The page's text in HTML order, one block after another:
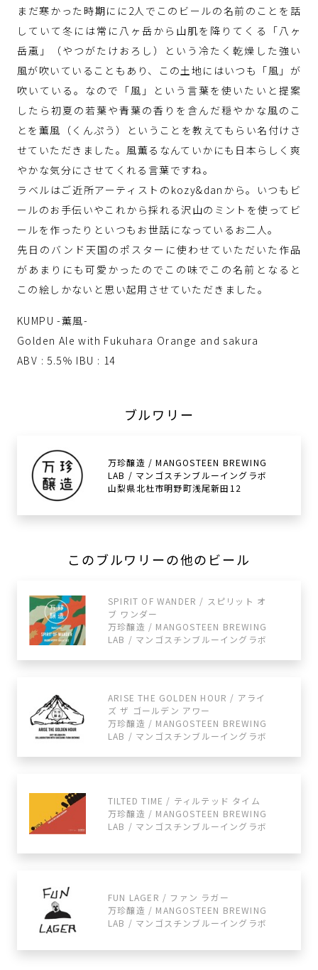
まだ寒かった時期にに2人でこのビールの名前のことを話
していて冬には常に八ヶ岳から山肌を降りてくる「八ヶ
岳颪」（やつがたけおろし）という冷たく乾燥した強い
風が吹いていることもあり、この土地にはいつも「風」が
吹いている。なので「風」という言葉を使いたいと提案
したら初夏の若葉や青葉の香りを含んだ穏やかな風のこ
とを薫風（くんぷう）ということを教えてもらい名付けさ
せていただきました。風薫るなんていかにも日本らしく爽
やかな気分にさせてくれる言葉ですね。
ラベルはご近所アーティストのkozy&danから。いつもビ
ールのお手伝いやこれから採れる沢山のミントを使ってビ
ールを作ったりといつもお世話になっているお二人。
先日のバンド天国のポスターに使わせていただいた作品
があまりにも可愛かったのでこの味でこの名前となると
この絵しかないと思い起用させていただきました。
KUMPU -薫風-
Golden Ale with Fukuhara Orange and sakura
ABV : 5.5％ IBU : 14
ブルワリー
万珍醸造 / MANGOSTEEN BREWING
LAB / マンゴスチンブルーイングラボ
山梨県北杜市明野町浅尾新田12
このブルワリーの他のビール
SPIRIT OF WANDER / スピリット オ
ブ ワンダー
万珍醸造 / MANGOSTEEN BREWING
LAB / マンゴスチンブルーイングラボ
ARISE THE GOLDEN HOUR / アライ
ズ ザ ゴールデン アワー
万珍醸造 / MANGOSTEEN BREWING
LAB / マンゴスチンブルーイングラボ
TILTED TIME / ティルテッド タイム
万珍醸造 / MANGOSTEEN BREWING
LAB / マンゴスチンブルーイングラボ
FUN LAGER / ファン ラガー
万珍醸造 / MANGOSTEEN BREWING
LAB / マンゴスチンブルーイングラボ